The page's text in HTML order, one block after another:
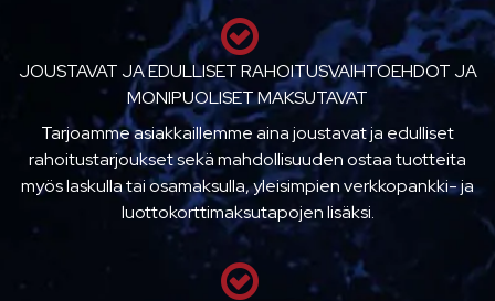
JOUSTAVAT JA EDULLISET RAHOITUSVAIHTOEHDOT JA
MONIPUOLISET MAKSUTAVAT
Tarjoamme asiakkaillemme aina joustavat ja edulliset
rahoitustarjoukset sekä mahdollisuuden ostaa tuotteita
myös laskulla tai osamaksulla, yleisimpien verkkopankki- ja
luottokorttimaksutapojen lisäksi.